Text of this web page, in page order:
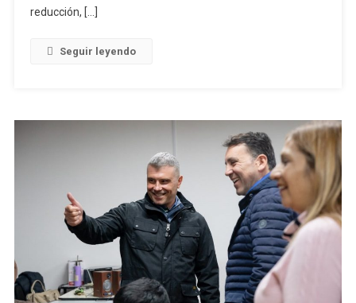
reducción, […]
Seguir leyendo